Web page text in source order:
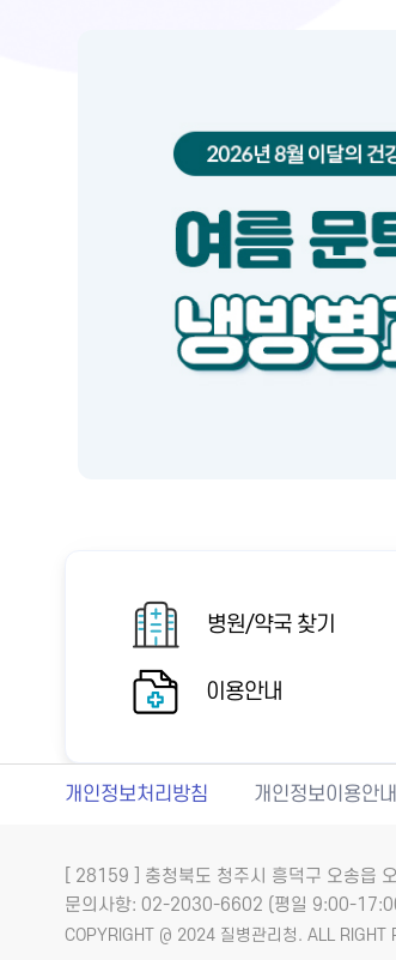
병원/약국 찾기
이용안내
개인정보처리방침 개인정보이용안내
[ 28159 ] 충청북도 청주시 흥덕구 오송읍
문의사항: 02-2030-6602 (평일 9:00-
COPYRIGHT @ 2024 질병관리청. ALL RIGHT